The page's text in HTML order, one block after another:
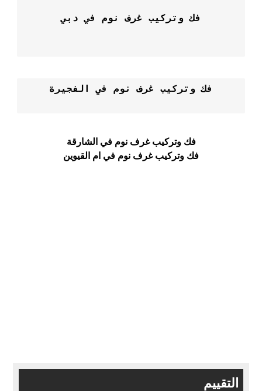
فك وتركيب غرف نوم في دبي
فك وتركيب غرف نوم في الشارقة
فك وتركيب غرف نوم في ام القيوين
التقييم